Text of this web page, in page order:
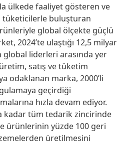
ülkede faaliyet gösteren ve
tüketicilerle buluşturan
global ölçekte güçlü
2024’te ulaştığı 12,5 milyar
global liderleri arasında yer
satış ve tüketim
odaklanan marka, 2000’li
geçirdiği
hızla devam ediyor.
kadar tüm tedarik zincirinde
ürünlerinin yüzde 100 geri
üretilmesini